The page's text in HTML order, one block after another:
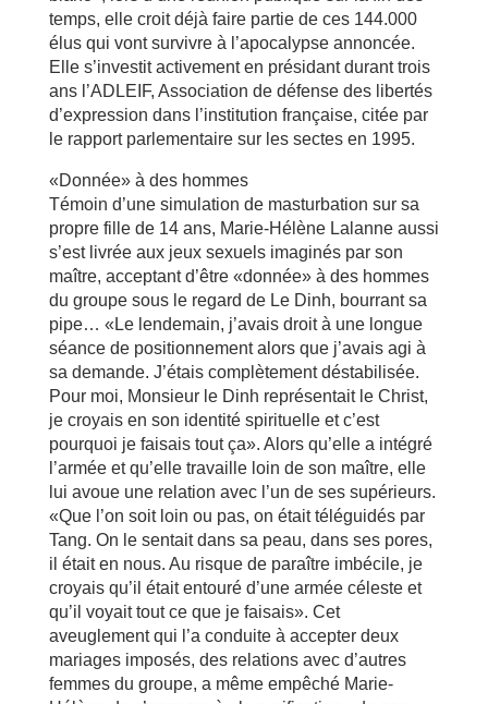
temps, elle croit déjà faire partie de ces 144.000
élus qui vont survivre à l’apocalypse annoncée.
Elle s’investit activement en présidant durant trois
ans l’ADLEIF, Association de défense des libertés
d’expression dans l’institution française, citée par
le rapport parlementaire sur les sectes en 1995.
«Donnée» à des hommes
Témoin d’une simulation de masturbation sur sa
propre fille de 14 ans, Marie-Hélène Lalanne aussi
s’est livrée aux jeux sexuels imaginés par son
maître, acceptant d’être «donnée» à des hommes
du groupe sous le regard de Le Dinh, bourrant sa
pipe… «Le lendemain, j’avais droit à une longue
séance de positionnement alors que j’avais agi à
sa demande. J’étais complètement déstabilisée.
Pour moi, Monsieur le Dinh représentait le Christ,
je croyais en son identité spirituelle et c’est
pourquoi je faisais tout ça». Alors qu’elle a intégré
l’armée et qu’elle travaille loin de son maître, elle
lui avoue une relation avec l’un de ses supérieurs.
«Que l’on soit loin ou pas, on était téléguidés par
Tang. On le sentait dans sa peau, dans ses pores,
il était en nous. Au risque de paraître imbécile, je
croyais qu’il était entouré d’une armée céleste et
qu’il voyait tout ce que je faisais». Cet
aveuglement qui l’a conduite à accepter deux
mariages imposés, des relations avec d’autres
femmes du groupe, a même empêché Marie-